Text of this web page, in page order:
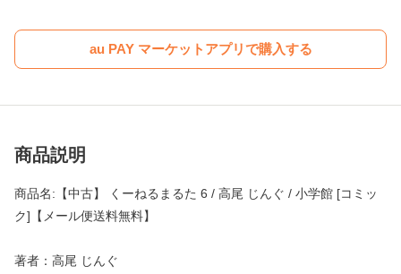
au PAY マーケットアプリで購入する
商品説明
商品名:【中古】 くーねるまるた 6 / 高尾 じんぐ / 小学館 [コミッ
ク]【メール便送料無料】
著者：高尾 じんぐ